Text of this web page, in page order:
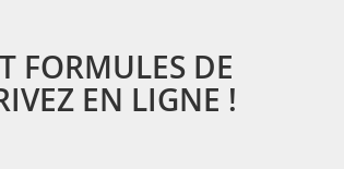
FORMULES DE
EN LIGNE !